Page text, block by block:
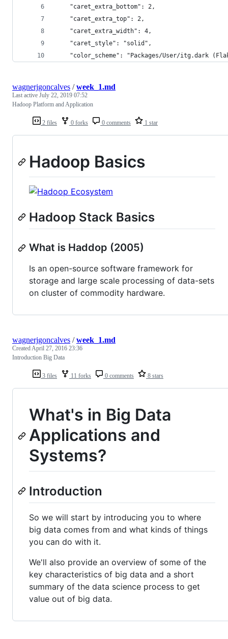
	"caret_extra_bottom": 2,
	"caret_extra_top": 2,
	"caret_extra_width": 4,
	"caret_style": "solid",
"color_scheme": "Packages/User/itg.dark
2 files 0 forks 0 comments 1 star
wagnerjgoncalves /week_1.md
Last active July 22, 2019 07:52
Hadoop Platform and Application
Hadoop Basics
Hadoop Stack Basics
What is Haddop (2005)
Is an open-source software framework for
storage and large scale processing of data-sets
on cluster of commodity hardware.
3 files 11 forks 0 comments 8 stars
wagnerjgoncalves /week_1.md
CreatedApril 27, 2016 23:36
Introduction Big Data
What's in Big Data
Applications and
Systems?
Introduction
So we will start by introducing you to where
big data comes from and what kinds of things
you can do with it.
We'll also provide an overview of some of the
key characteristics of big data and a short
summary of the data science process to get
value out of big data.